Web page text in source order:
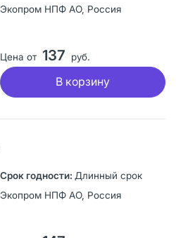
Экопром НПФ АО, Россия
Цена от 137 руб.
В корзину
Длинный срок
Экопром НПФ АО, Россия